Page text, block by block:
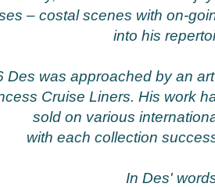
– costal scenes with on-
into his
Des was approached by an
Cruise Liners. His work
sold on various
with each collection
In Des'